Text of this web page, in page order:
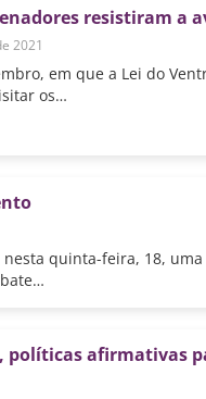
resistiram a
2021
em que a Lei do
os…
quinta-feira, 18,
políticas afirmativas